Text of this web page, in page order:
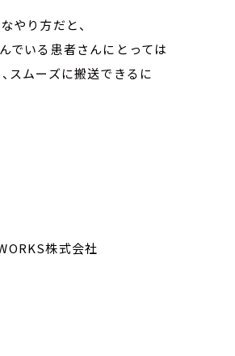
やり方だと、
でいる患者さんにとっては
スムーズに搬送できるに
株式会社